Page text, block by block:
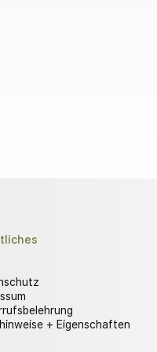
+ Eigenschaften